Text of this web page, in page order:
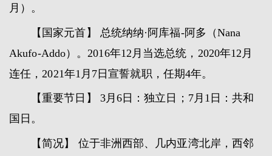
月）。
【国家元首】 总统纳纳·阿库福-阿多（Nana
Akufo-Addo）。2016年12月当选总统，2020年12月
连任，2021年1月7日宣誓就职，任期4年。
【重要节日】 3月6日：独立日；7月1日：共和
国日。
【简况】 位于非洲西部、几内亚湾北岸，西邻